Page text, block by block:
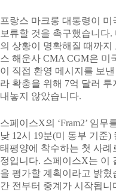
프랑스 마크롱 대통령이
보류할 것을 촉구했습니다
의 상황이 명확해질 때까
스 해운사 CMA CGM은 미
이 직접 환영 메시지를 보
라 확충을 위해 7억 달러
내놓지 않았습니다.
스페이스X의 ‘Fram2’ 임
낮 12시 19분(미 동부 기준
태평양에 착수하는 첫 사례
정입니다. 스페이스X는 이
을 평가할 계획이라고 밝
간 전부터 중계가 시작됩니